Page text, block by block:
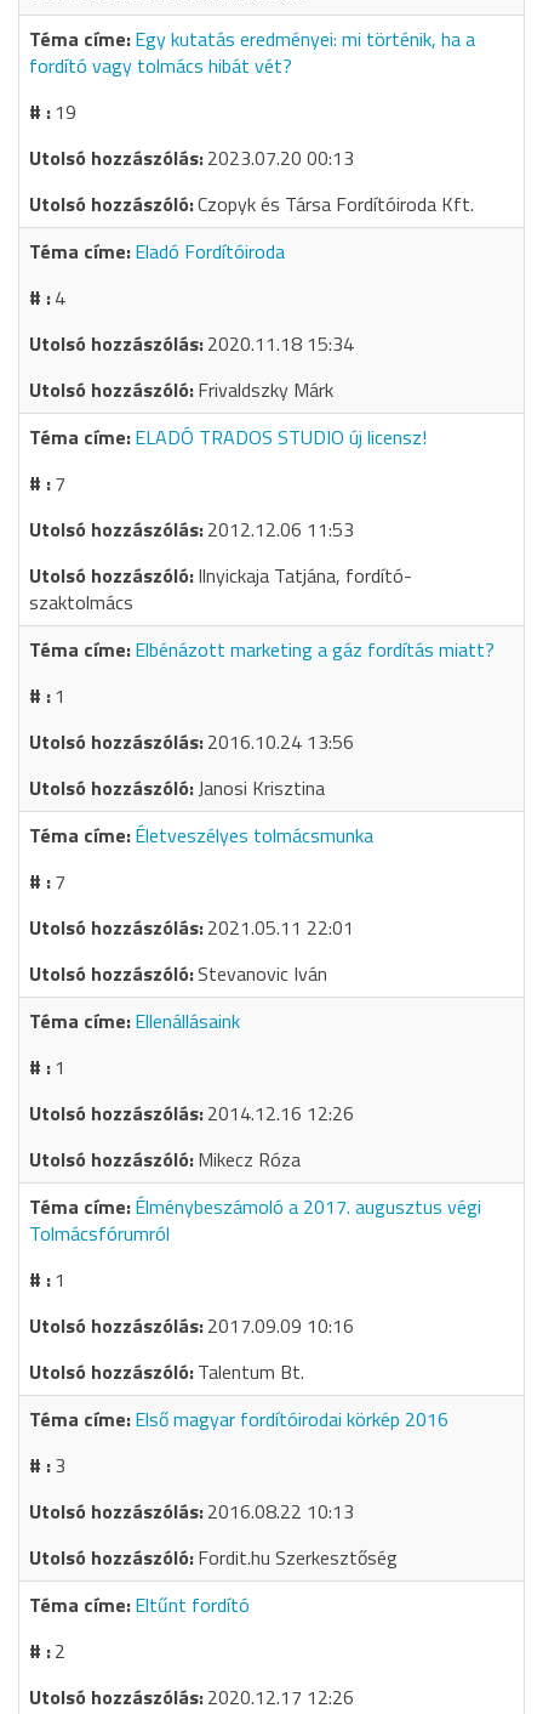
Egy kutatás eredményei: mi történik, ha a
fordító vagy tolmács hibát vét?
19
2023.07.20 00:13
Czopyk és Társa Fordítóiroda Kft.
Eladó Fordítóiroda
4
2020.11.18 15:34
Frivaldszky Márk
ELADÓ TRADOS STUDIO új licensz!
7
2012.12.06 11:53
Ilnyickaja Tatjána, fordító-
szaktolmács
Elbénázott marketing a gáz fordítás miatt?
1
2016.10.24 13:56
Janosi Krisztina
Életveszélyes tolmácsmunka
7
2021.05.11 22:01
Stevanovic Iván
Ellenállásaink
1
2014.12.16 12:26
Mikecz Róza
Élménybeszámoló a 2017. augusztus végi
Tolmácsfórumról
1
2017.09.09 10:16
Talentum Bt.
Első magyar fordítóirodai körkép 2016
3
2016.08.22 10:13
Fordit.hu Szerkesztőség
Eltűnt fordító
2
2020.12.17 12:26